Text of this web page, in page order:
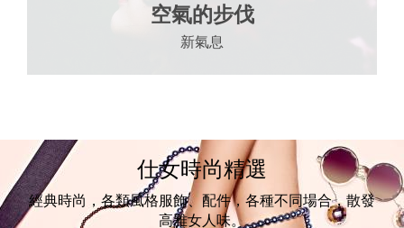
空氣的步伐
新氣息
仕女時尚精選
經典時尚，各類風格服飾、配件，各種不同場合，散發
高雅女人味。